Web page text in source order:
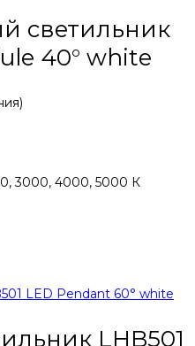
светильник
40° white
3000, 4000, 5000 К
LHB501